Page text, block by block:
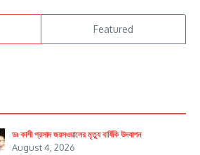
Featured
ডঃ কাশী প্রসাদ জয়সওয়ালের মৃত্যু বার্ষিকি উদযাপন
August 4, 2026